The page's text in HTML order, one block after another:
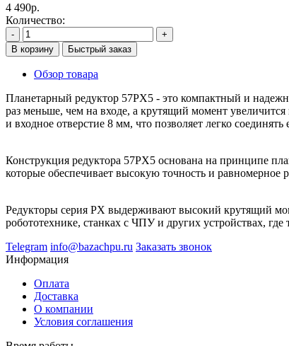
4 490р.
Количество:
-
+
В корзину
Быстрый заказ
Обзор товара
Планетарный редуктор 57PX5 - это компактный и
раз меньше, чем на входе, а крутящий момент
и входное отверстие 8 мм, что позволяет легко соединять
Конструкция редуктора 57PX5 основана на принципе
которые обеспечивает высокую точность и равномерное
Редукторы серия PX выдерживают высокий крутящий
робототехнике, станках с ЧПУ и других устройствах,
Telegram info@bazachpu.ru Заказать звонок
Информация
Оплата
Доставка
О компании
Условия соглашения